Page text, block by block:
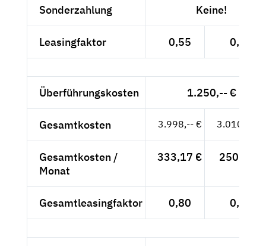
Sonderzahlung Keine!
Leasingfaktor 0,55 0,42
Überführungskosten 1.250,-- €
Gesamtkosten 3.998,-- € 3.010,88 €
Gesamtkosten /
Monat
333,17 € 250,91 €
Gesamtleasingfaktor 0,80 0,71